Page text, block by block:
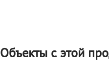
Объекты с этой